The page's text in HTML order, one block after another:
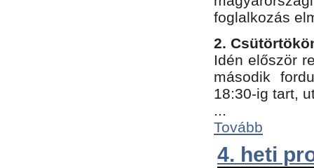
foglalkozás
2.
Idén először
második
18:30-ig tart,
...
Tovább
4. heti